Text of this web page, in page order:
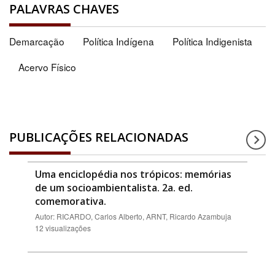
PALAVRAS CHAVES
Demarcação Política Indígena
Política Indigenista
Acervo Físico
PUBLICAÇÕES RELACIONADAS
Uma enciclopédia nos trópicos: memórias
de um socioambientalista. 2a. ed.
comemorativa.
Autor: RICARDO, Carlos Alberto, ARNT, Ricardo Azambuja
12 visualizações